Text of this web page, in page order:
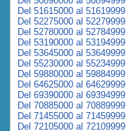
Del 51615000 al 51619999
Del 52275000 al 52279999
Del 52780000 al 52784999
Del 53190000 al 53194999
Del 53645000 al 53649999
Del 55230000 al 55234999
Del 59880000 al 59884999
Del 64625000 al 64629999
Del 69390000 al 69394999
Del 70885000 al 70889999
Del 71455000 al 71459999
Del 72105000 al 72109999